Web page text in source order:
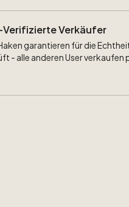
Verkäufer
garantieren für die
- alle anderen User verkaufen